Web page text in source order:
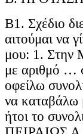
Β1. Σχέδιο
αιτούμαι να
μου: 1. Στην
με αριθμό …
οφείλω
να καταβάλω
ήτοι το